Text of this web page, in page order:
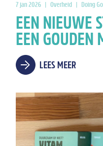
7 jan 2026 | Overheid | Doing
EEN NIEUWE
EEN GOUDEN
LEES MEER